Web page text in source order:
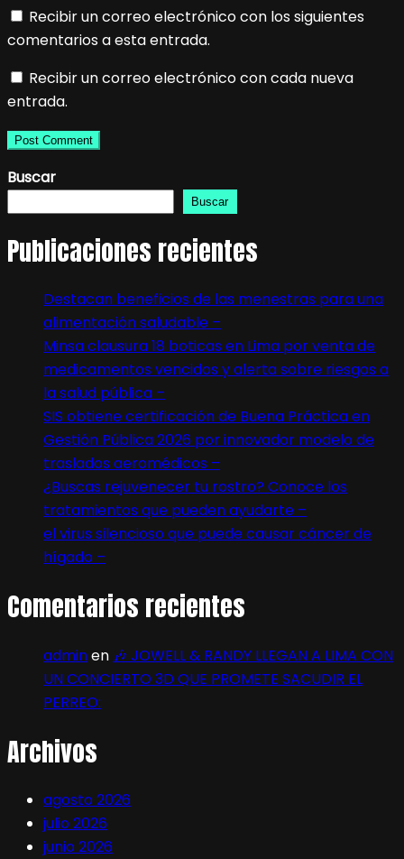
Recibir un correo electrónico con los siguientes
comentarios a esta entrada.
Recibir un correo electrónico con cada nueva
entrada.
Buscar
Buscar
Publicaciones recientes
Destacan beneficios de las menestras para una
alimentación saludable –
Minsa clausura 18 boticas en Lima por venta de
medicamentos vencidos y alerta sobre riesgos a
la salud pública –
SIS obtiene certificación de Buena Práctica en
Gestión Pública 2026 por innovador modelo de
traslados aeromédicos –
¿Buscas rejuvenecer tu rostro? Conoce los
tratamientos que pueden ayudarte –
el virus silencioso que puede causar cáncer de
hígado –
Comentarios recientes
adminen 🎶 JOWELL & RANDY LLEGAN A LIMA CON
UN CONCIERTO 3D QUE PROMETE SACUDIR EL
PERREO:
Archivos
agosto 2026
julio 2026
junio 2026